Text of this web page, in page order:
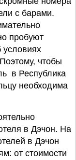
с барами.
пробуют
чтобы
в Республика
необходима
в Дэчон. На
в Дэчон
от стоимости